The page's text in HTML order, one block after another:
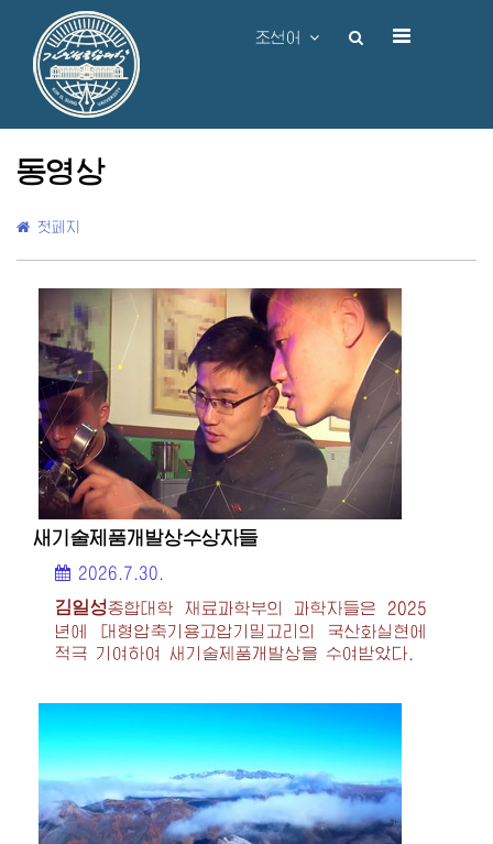
조선어
동영상
첫페지
새기술제품개발상수상자들
2026.7.30.
김일성종합대학 재료과학부의 과학자들은 2025
년에 대형압축기용고압기밀고리의 국산화실현에
적극 기여하여 새기술제품개발상을 수여받았다.